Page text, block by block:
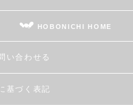
HOBONICHI HOME
い合わせる
基づく表記